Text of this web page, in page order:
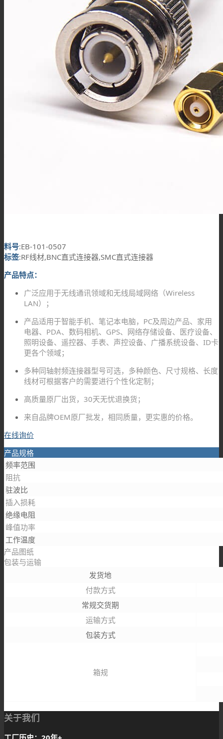
料号:EB-101-0507
标签:RF线材,BNC直式连接器,SMC直式连接器
产品特点：
广泛应用于无线通讯领域和无线局域网络（Wireless
LAN）；
产品适用于智能手机、笔记本电脑，PC及周边产品、家用
电器、PDA、数码相机、GPS、网络存储设备、医疗设备、
照明设备、遥控器、手表、声控设备、广播系统设备、ID卡
更各个领域；
多种同轴射频连接器型号可选，多种颜色、尺寸规格、长度
线材可根据客户的需要进行个性化定制；
高质量原厂出货，30天无忧退换货；
来自品牌OEM原厂批发，相同质量，更实惠的价格。
在线询价
产品规格
频率范围
阻抗
驻波比
插入损耗
绝缘电阻
峰值功率
工作温度
产品图纸
包装与运输
发货地
付款方式
常规交货期
运输方式
包装方式
箱规
关于我们